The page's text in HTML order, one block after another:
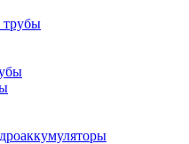
трубы